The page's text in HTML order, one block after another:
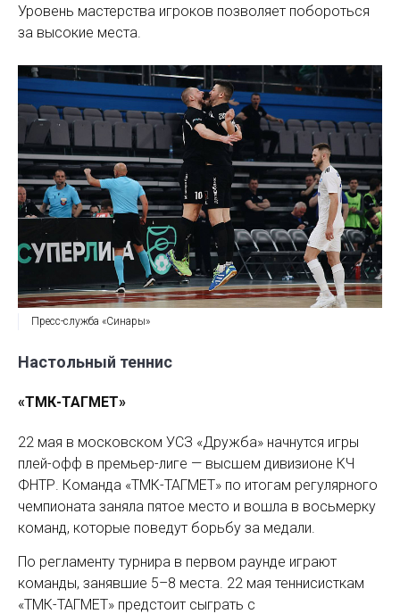
Уровень мастерства игроков позволяет побороться
за высокие места.
Пресс-служба «Синары»
Настольный теннис
«ТМК-ТАГМЕТ»
22 мая в московском УСЗ «Дружба» начнутся игры
плей-офф в премьер-лиге — высшем дивизионе КЧ
ФНТР. Команда «ТМК-ТАГМЕТ» по итогам регулярного
чемпионата заняла пятое место и вошла в восьмерку
команд, которые поведут борьбу за медали.
По регламенту турнира в первом раунде играют
команды, занявшие 5–8 места. 22 мая теннисисткам
«ТМК-ТАГМЕТ» предстоит сыграть с